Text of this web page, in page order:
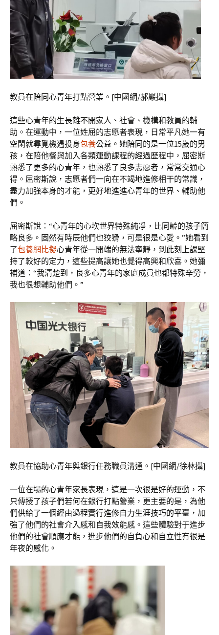
教員在陪同心青年打點營業。[中國網/郝巖攝]
這些心青年的生長離不開家人、社會、機構和教員的輔
助。在運動中，一位姓屈的志愿者表現，日常平凡她一有
空閑就尋覓機遇投身包養公益。她陪同的是一位15歲的男
孩，在陪他餐與加入各類運動課程的經過歷程中，屈密斯
熟悉了更多的心青年，也熟悉了良多志愿者，常常交通心
得。屈密斯說，志愿者們一向在不竭地進修相干的常識，
盡力加強本身的才能，更好地進進心青年的世界、輔助他
們。
屈密斯說：“心青年的心坎世界特殊純凈，比同齡的孩子簡
略良多。固然有時辰他們也狡猾，可是很是心愛。”她看到
了包養網比擬心青年從一開端的無法寧靜，到此刻上課堅
持了較好的定力，這些提高讓她也覺得高興和欣喜。她彌
補道：“我清楚到，良多心青年的家庭成員也都特殊辛勞，
我也很想輔助他們。”
教員在協助心青年與銀行任務職員溝通。[中國網/徐林攝]
一位在場的心青年家長表現，這是一次很是好的運動，不
只傳授了孩子們若何在銀行打點營業，更主要的是，為他
們供給了一個經由過程實行進修自力生涯技巧的平臺，加
強了他們的社會介入感和自我效能感。這些體驗對于進步
他們的社會順應才能，進步他們的自負心和自立性有很是
年夜的感化。